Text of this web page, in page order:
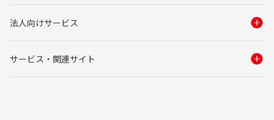
法人向けサービス
サービス・関連サイト